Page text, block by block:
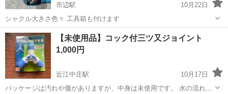
市辺駅
10月22日
シャクル大きさ色々 工具箱も付けます
滋賀 東近江市 市辺駅 テレビゲーム 工具箱
【未使用品】コック付三ツ又ジョイント
1,000円
近江中庄駅
10月17日
パッケージは汚れや傷がありますが、中身は未使用です。 水の流れを